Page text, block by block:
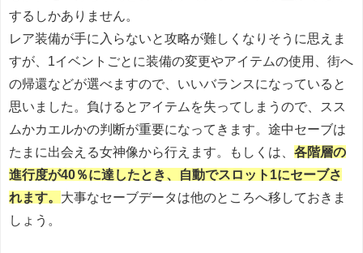
するしかありません。
レア装備が手に入らないと攻略が難しくなりそうに思えま
すが、1イベントごとに装備の変更やアイテムの使用、街へ
の帰還などが選べますので、いいバランスになっていると
思いました。負けるとアイテムを失ってしまうので、スス
ムかカエルかの判断が重要になってきます。途中セーブは
たまに出会える女神像から行えます。もしくは、 各階層の
進行度が40％に達したとき、自動でスロット1にセーブさ
れます。 大事なセーブデータは他のところへ移しておきま
しょう。